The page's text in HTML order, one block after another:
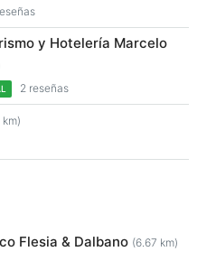
y Hotelería Marcelo
2 reseñas
km)
Flesia & Dalbano (6.67 km)